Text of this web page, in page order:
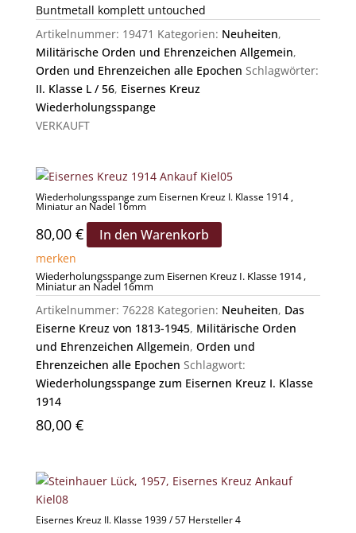
Buntmetall komplett untouched
Artikelnummer: 19471 Kategorien: Neuheiten,
Militärische Orden und Ehrenzeichen Allgemein,
Orden und Ehrenzeichen alle Epochen Schlagwörter:
II. Klasse L / 56, Eisernes Kreuz
Wiederholungsspange
VERKAUFT
Wiederholungsspange zum Eisernen Kreuz I. Klasse 1914 ,
Miniatur an Nadel 16mm
80,00 € In den Warenkorb
merken
Wiederholungsspange zum Eisernen Kreuz I. Klasse 1914 ,
Miniatur an Nadel 16mm
Artikelnummer: 76228 Kategorien: Neuheiten, Das
Eiserne Kreuz von 1813-1945, Militärische Orden
und Ehrenzeichen Allgemein, Orden und
Ehrenzeichen alle Epochen Schlagwort:
Wiederholungsspange zum Eisernen Kreuz I. Klasse
1914
80,00 €
Eisernes Kreuz II. Klasse 1939 / 57 Hersteller 4